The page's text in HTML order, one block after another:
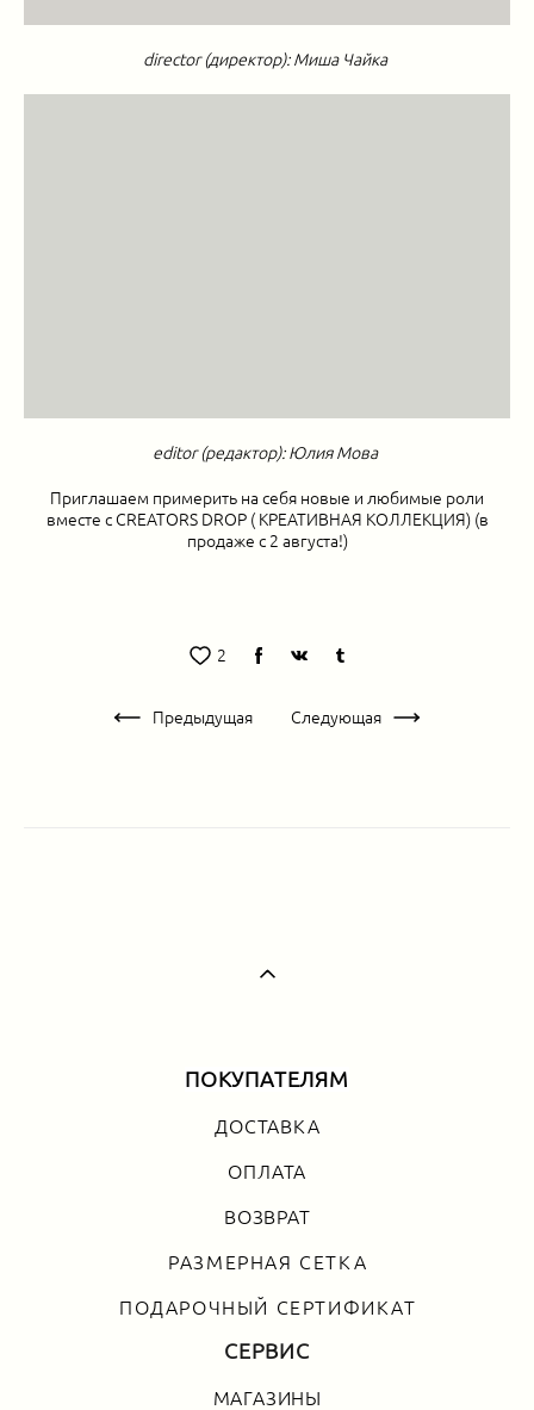
director (директор): Миша Чайка
editor (редактор): Юлия Мова
Приглашаем примерить на себя новые и любимые роли
вместе с CREATORS DROP ( КРЕАТИВНАЯ КОЛЛЕКЦИЯ) (в
продаже с 2 августа!)
2
Предыдущая Следующая
ПОКУПАТЕЛЯМ
ДОСТАВКА
ОПЛАТА
ВОЗВРАТ
РАЗМЕРНАЯ СЕТКА
ПОДАРОЧНЫЙ СЕРТИФИКАТ
СЕРВИС
МАГАЗИНЫ